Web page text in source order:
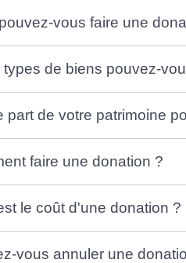
vous faire une
types de biens pouvez-
part de votre patrimoine
faire une donation ?
le coût d'une donation ?
vous annuler une